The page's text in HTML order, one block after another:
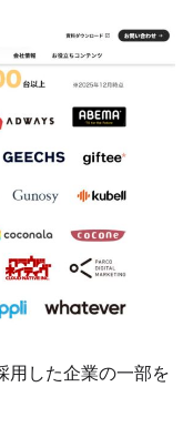
用した企業の一部を